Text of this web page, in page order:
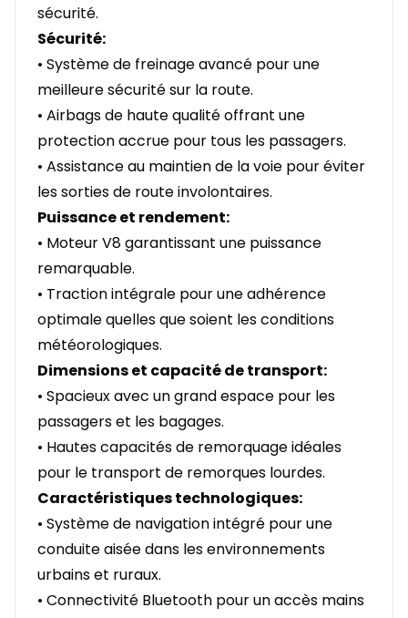
sécurité.
Sécurité:
• Système de freinage avancé pour une
meilleure sécurité sur la route.
• Airbags de haute qualité offrant une
protection accrue pour tous les passagers.
• Assistance au maintien de la voie pour éviter
les sorties de route involontaires.
Puissance et rendement:
• Moteur V8 garantissant une puissance
remarquable.
• Traction intégrale pour une adhérence
optimale quelles que soient les conditions
météorologiques.
Dimensions et capacité de transport:
• Spacieux avec un grand espace pour les
passagers et les bagages.
• Hautes capacités de remorquage idéales
pour le transport de remorques lourdes.
Caractéristiques technologiques:
• Système de navigation intégré pour une
conduite aisée dans les environnements
urbains et ruraux.
• Connectivité Bluetooth pour un accès mains